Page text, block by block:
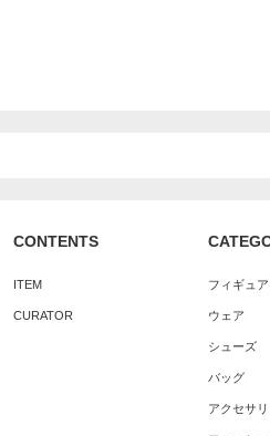
CONTENTS
ITEM
CURATOR
フィギュ
ウェア
シューズ
バッグ
アクセサ